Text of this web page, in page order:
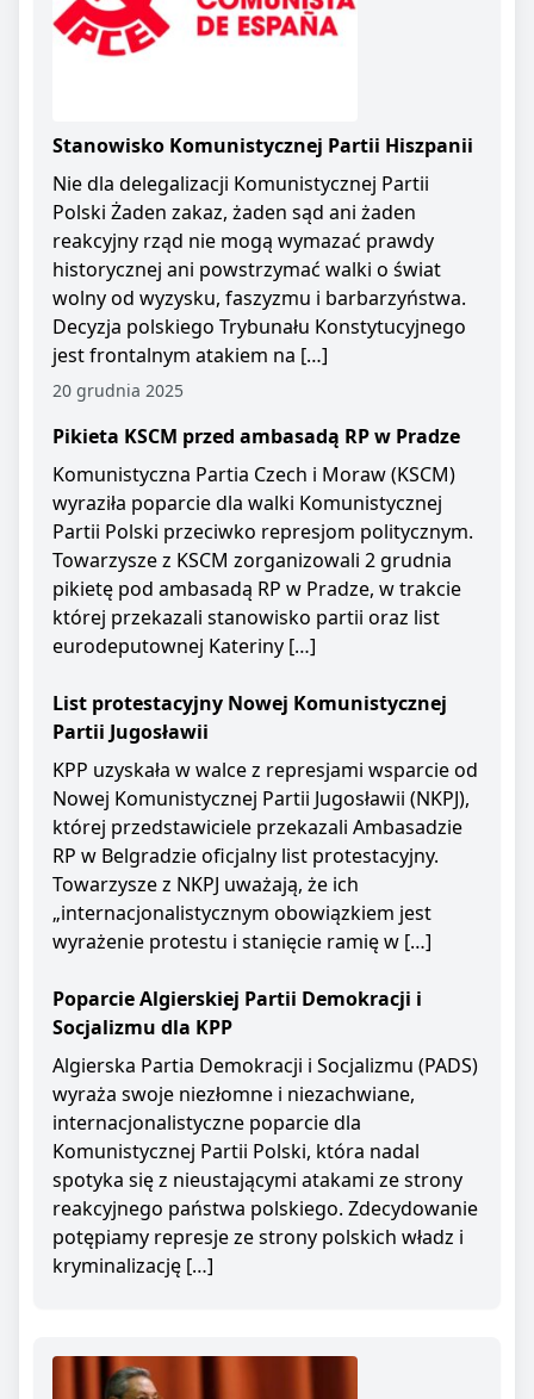
Stanowisko Komunistycznej Partii Hiszpanii
Nie dla delegalizacji Komunistycznej Partii
Polski Żaden zakaz, żaden sąd ani żaden
reakcyjny rząd nie mogą wymazać prawdy
historycznej ani powstrzymać walki o świat
wolny od wyzysku, faszyzmu i barbarzyństwa.
Decyzja polskiego Trybunału Konstytucyjnego
jest frontalnym atakiem na […]
20 grudnia 2025
Pikieta KSCM przed ambasadą RP w Pradze
Komunistyczna Partia Czech i Moraw (KSCM)
wyraziła poparcie dla walki Komunistycznej
Partii Polski przeciwko represjom politycznym.
Towarzysze z KSCM zorganizowali 2 grudnia
pikietę pod ambasadą RP w Pradze, w trakcie
której przekazali stanowisko partii oraz list
eurodeputownej Kateriny […]
List protestacyjny Nowej Komunistycznej
Partii Jugosławii
KPP uzyskała w walce z represjami wsparcie od
Nowej Komunistycznej Partii Jugosławii (NKPJ),
której przedstawiciele przekazali Ambasadzie
RP w Belgradzie oficjalny list protestacyjny.
Towarzysze z NKPJ uważają, że ich
„internacjonalistycznym obowiązkiem jest
wyrażenie protestu i stanięcie ramię w […]
Poparcie Algierskiej Partii Demokracji i
Socjalizmu dla KPP
Algierska Partia Demokracji i Socjalizmu (PADS)
wyraża swoje niezłomne i niezachwiane,
internacjonalistyczne poparcie dla
Komunistycznej Partii Polski, która nadal
spotyka się z nieustającymi atakami ze strony
reakcyjnego państwa polskiego. Zdecydowanie
potępiamy represje ze strony polskich władz i
kryminalizację […]